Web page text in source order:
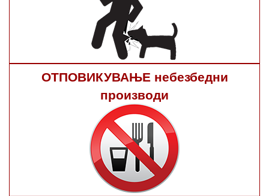
ОТПОВИКУВАЊЕ небезбедни
производи